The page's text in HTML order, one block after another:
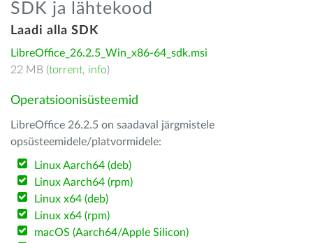
SDK ja lähtekood
Laadi alla SDK
LibreOffice_26.2.5_Win_x86-64_sdk.msi
22 MB (torrent, info)
Operatsioonisüsteemid
LibreOffice 26.2.5 on saadaval järgmistele
opsüsteemidele/platvormidele:
Linux Aarch64 (deb)
Linux Aarch64 (rpm)
Linux x64 (deb)
Linux x64 (rpm)
macOS (Aarch64/Apple Silicon)